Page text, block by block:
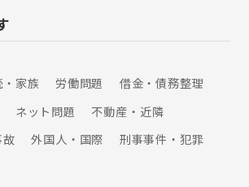
家族 労働問題
借金・債務整理
ネット問題
不動産・近隣
外国人・国際
刑事事件・犯罪